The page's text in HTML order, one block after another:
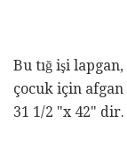
Bu tığ işi
çocuk için
31 1/2 "x 42" dir.